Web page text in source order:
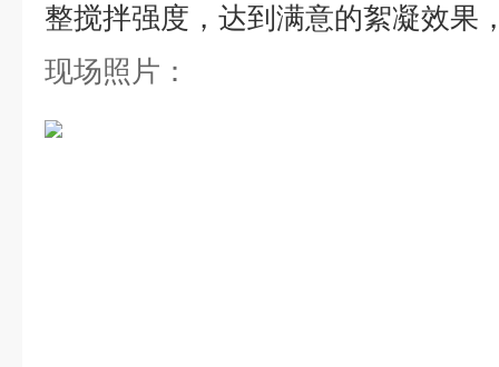
整搅拌强度，达到满意的絮凝效果
现场照片：